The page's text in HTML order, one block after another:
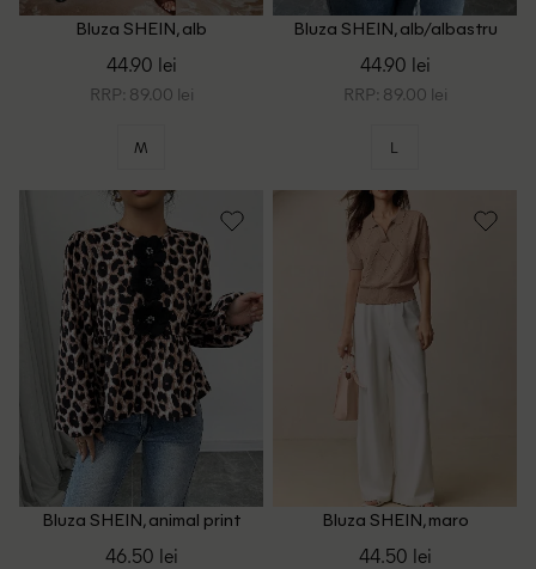
Bluza SHEIN, alb
44.90 lei
RRP: 89.00 lei
M
Bluza SHEIN, alb/albastru
44.90 lei
RRP: 89.00 lei
L
Bluza SHEIN, animal print
46.50 lei
Bluza SHEIN, maro
44.50 lei